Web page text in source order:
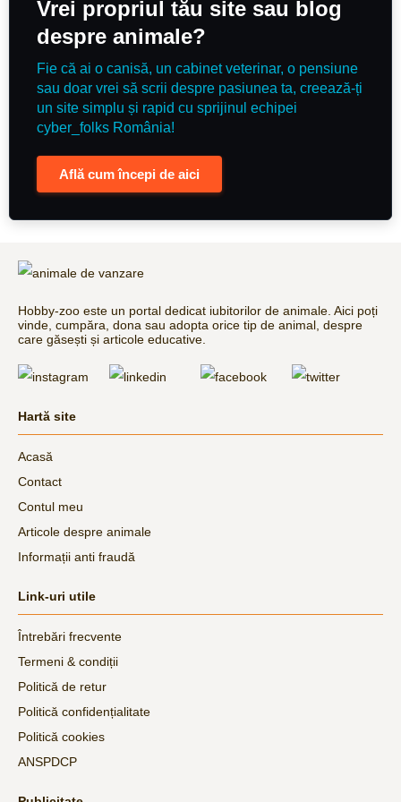
Vrei propriul tău site sau blog
despre animale?
Fie că ai o canisă, un cabinet veterinar, o pensiune
sau doar vrei să scrii despre pasiunea ta, creează-ți
un site simplu și rapid cu sprijinul echipei
cyber_folks România!
Află cum începi de aici
Hobby-zoo este un portal dedicat iubitorilor de animale. Aici poți
vinde, cumpăra, dona sau adopta orice tip de animal, despre
care găsești și articole educative.
Hartă site
Acasă
Contact
Contul meu
Articole despre animale
Informații anti fraudă
Link-uri utile
Întrebări frecvente
Termeni & condiții
Politică de retur
Politică confidențialitate
Politică cookies
ANSPDCP